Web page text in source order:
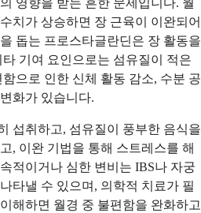
영향을 받는 흔한 문제입니다. 월
치가 상승하면 장 근육이 이완되어
돕는 프로스타글란딘은 장 활동을
기여 요인으로는 섬유질이 적은
으로 인한 신체 활동 감소, 수분 공
화가 있습니다.
섭취하고, 섬유질이 풍부한 음식을
, 이완 기법을 통해 스트레스를 해
적이거나 심한 변비는 IBS나 자궁
타낼 수 있으며, 의학적 치료가 필
해하면 월경 중 불편함을 완화하고